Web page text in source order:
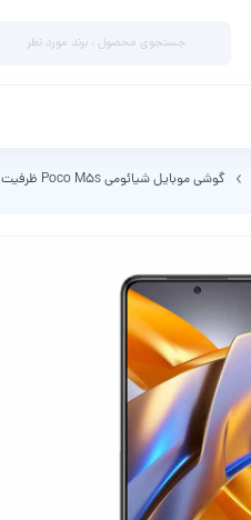
گوشی موبایل شیائومی Poco M5s ظرفیت 128 گیگابایت رم 6 گیگابایت